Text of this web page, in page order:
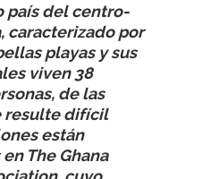
país del centro-
caracterizado por
playas y sus
viven 38
de las
resulte difícil
están
The Ghana